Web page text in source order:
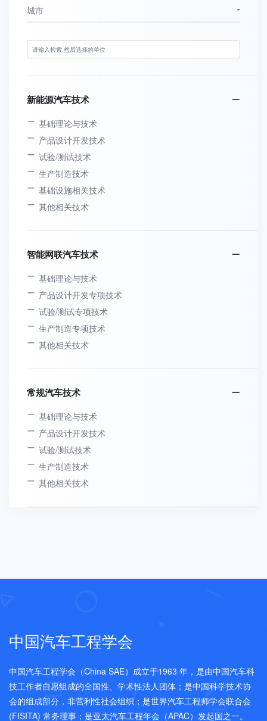
城市
新能源汽车技术
基础理论与技术
产品设计开发技术
试验/测试技术
生产制造技术
基础设施相关技术
其他相关技术
智能网联汽车技术
基础理论与技术
产品设计开发专项技术
试验/测试专项技术
生产制造专项技术
其他相关技术
常规汽车技术
基础理论与技术
产品设计开发技术
试验/测试技术
生产制造技术
其他相关技术
中国汽车工程学会
中国汽车工程学会（China SAE）成立于1963 年，是由中国汽车科
技工作者自愿组成的全国性、学术性法人团体；是中国科学技术协
会的组成部分，非营利性社会组织；是世界汽车工程师学会联合会
(FISITA) 常务理事；是亚太汽车工程年会（APAC）发起国之一。